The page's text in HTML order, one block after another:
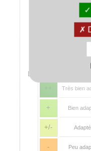
Colza associé
Légende :
++
Très bien
+ Bien
+/- Adapté
- Peu